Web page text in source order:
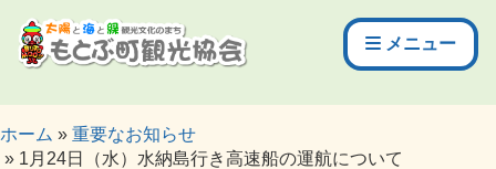
メニュー
ホーム
重要なお知らせ
1月24日（水）水納島行き高速船の運航について